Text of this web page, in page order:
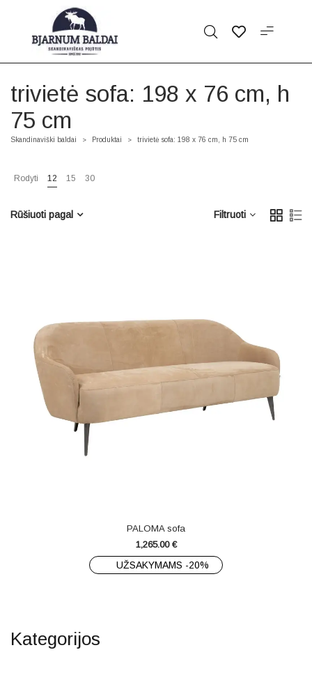
trivietė sofa: 198 x 76 cm, h
75 cm
Skandinaviški baldai > Produktai > trivietė sofa: 198 x 76 cm, h 75 cm
Rodyti 12 15 30
Filtruoti
Rūšiuoti pagal
PALOMA sofa
1,265.00 €
UŽSAKYMAMS -20%
Kategorijos